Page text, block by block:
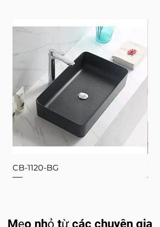
CB-1120-BG
Mẹo nhỏ từ các chuyên gia